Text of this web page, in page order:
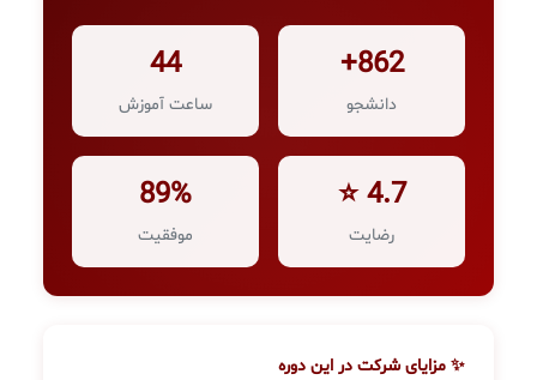
862+
دانشجو
44
ساعت آموزش
4.7 ⭐
رضایت
89%
موفقیت
✨ مزایای شرکت در این دوره